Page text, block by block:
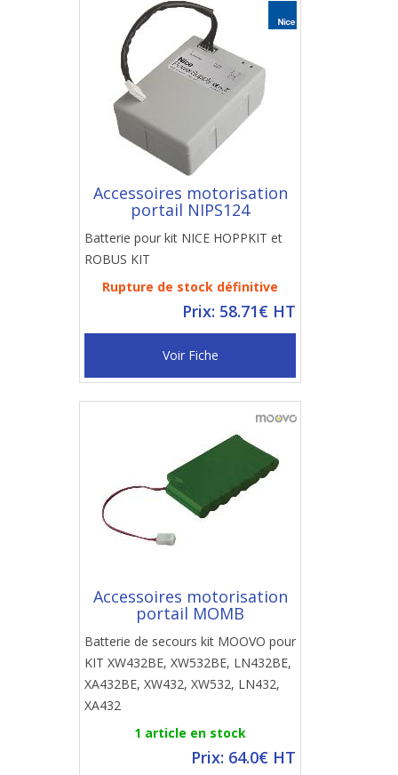
Accessoires motorisation
portail NIPS124
Batterie pour kit NICE HOPPKIT et
ROBUS KIT
Rupture de stock définitive
Prix: 58.71€ HT
Voir Fiche
Accessoires motorisation
portail MOMB
Batterie de secours kit MOOVO pour
KIT XW432BE, XW532BE, LN432BE,
XA432BE, XW432, XW532, LN432,
XA432
1 article en stock
Prix: 64.0€ HT